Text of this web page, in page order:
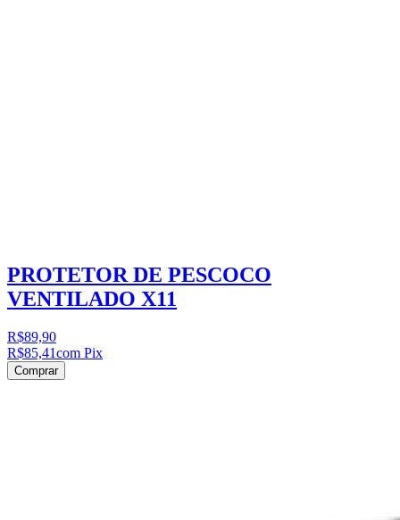
PROTETOR DE PESCOCO
VENTILADO X11
R$89,90
R$85,41com Pix
Comprar